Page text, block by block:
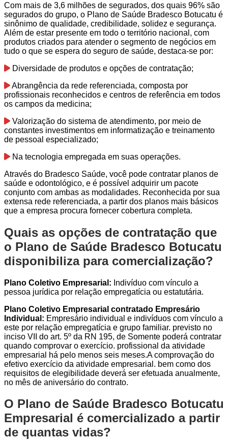
Com mais de 3,6 milhões de segurados, dos quais 96% são
segurados do grupo, o Plano de Saúde Bradesco Botucatu é
sinônimo de qualidade, credibilidade, solidez e segurança.
Além de estar presente em todo o território nacional, com
produtos criados para atender o segmento de negócios em
tudo o que se espera do seguro de saúde, destaca-se por:
Diversidade de produtos e opções de contratação;
Abrangência da rede referenciada, composta por
profissionais reconhecidos e centros de referência em todos
os campos da medicina;
Valorização do sistema de atendimento, por meio de
constantes investimentos em informatização e treinamento
de pessoal especializado;
Na tecnologia empregada em suas operações.
Através do Bradesco Saúde, você pode contratar planos de
saúde e odontológico, e é possível adquirir um pacote
conjunto com ambas as modalidades. Reconhecida por sua
extensa rede referenciada, a partir dos planos mais básicos
que a empresa procura fornecer cobertura completa.
Quais as opções de contratação que
o Plano de Saúde Bradesco Botucatu
disponibiliza para comercialização?
Plano Coletivo Empresarial: Indivíduo com vínculo a
pessoa jurídica por relação empregatícia ou estatutária.
Plano Coletivo Empresarial contratado Empresário
Individual: Empresário individual e indivíduos com vínculo a
este por relação empregatícia e grupo familiar. previsto no
inciso VII do art. 5º da RN 195, de Somente poderá contratar
quando comprovar o exercício. profissional da atividade
empresarial há pelo menos seis meses.A comprovação do
efetivo exercício da atividade empresarial. bem como dos
requisitos de elegibilidade deverá ser efetuada anualmente,
no mês de aniversário do contrato.
O Plano de Saúde Bradesco Botucatu
Empresarial é comercializado a partir
de quantas vidas?